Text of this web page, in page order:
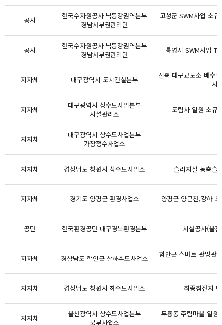
공사
한국수자원공사 낙동강권역본부
경남서부권관리단
고성군 SWM사업 소
공사
한국수자원공사 낙동강권역본부
경남서부권관리단
통영시 SWM사업
지자체 대구광역시 도시건설본부
신축 대구교도소 배수
사
지자체
대구광역시 상수도사업본부
시설관리소
도림사 일원 소규
지자체
대구광역시 상수도사업본부
가창정수사업소
지자체 경상남도 창원시 상수도사업소 슬러지실 농축슬
지자체 경기도 양평군 환경사업소 양평군 양근천,강하
공단 한국환경공단 대구경북환경본부 시설공사(울
지자체 경상남도 함안군 상하수도사업소 함안군 스마트 관망관
지자체 경상남도 창원시 하수도사업소 최종침전지
지자체
울산광역시 상수도사업본부
북부사업소
무룡동 주렴마을 일원